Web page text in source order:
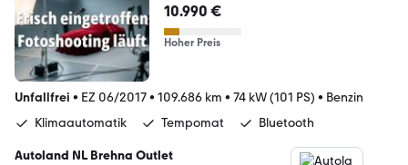
10.990 €
Hoher Preis
Unfallfrei • EZ 06/2017• 109.686 km • 74 kW (101 PS) • Benzin
Klimaautomatik
Tempomat Bluetooth
Autoland NL Brehna Outlet